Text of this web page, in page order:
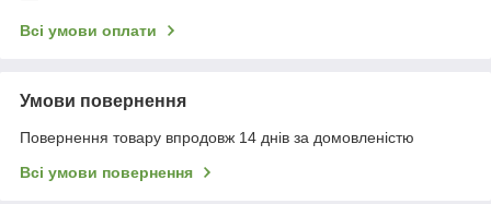
Всі умови оплати
Умови повернення
Повернення товару впродовж 14 днів за домовленістю
Всі умови повернення